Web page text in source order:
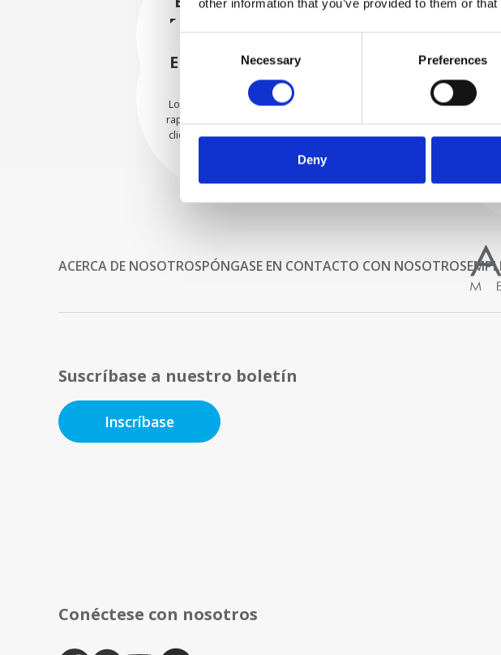
other information that you’ve provided to them or
Necessary Preferences
Deny
las
FORMA SEGURA
empaqueta de forma segura
ENVIAMOS CON
CONFIANZA
Los pedidos se envían con
rapidez a nuestros valiosos
clientes en todo el mundo.
ACERCA DE NOSOTROSPÓNGASE EN CONTACTO CON NOSOTROS
Suscríbase a nuestro boletín
Inscríbase
Conéctese con nosotros